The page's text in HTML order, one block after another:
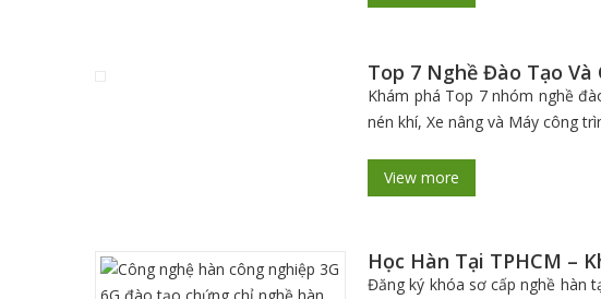
Top 7 Nghề Đào Tạo Và
Khám phá Top 7 nhóm nghề
nén khí, Xe nâng và Máy công
View more
Học Hàn Tại TPHCM –
Đăng ký khóa sơ cấp nghề hàn